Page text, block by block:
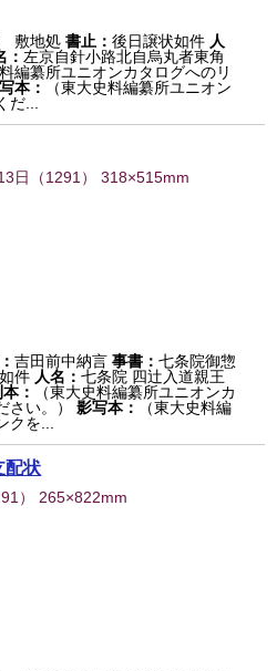
敷地処書止：後日譲状如件 人
： 左京自針小路北自烏丸者東角
料編纂所ユニオンカタログへのリ
本：
（東大史料編纂所ユニオン
...
日 （1291 ） 318×515mm
吉田前中納言 事書：七条院御惣
件 人名：七条院 四辻入道親王
：
（東大史料編纂所ユニオンカ
い。）
影写本：
（東大史料編
を...
配状
） 265×822mm